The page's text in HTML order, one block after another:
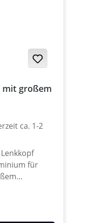
mit großem
ca. 1-2
für
zähen und